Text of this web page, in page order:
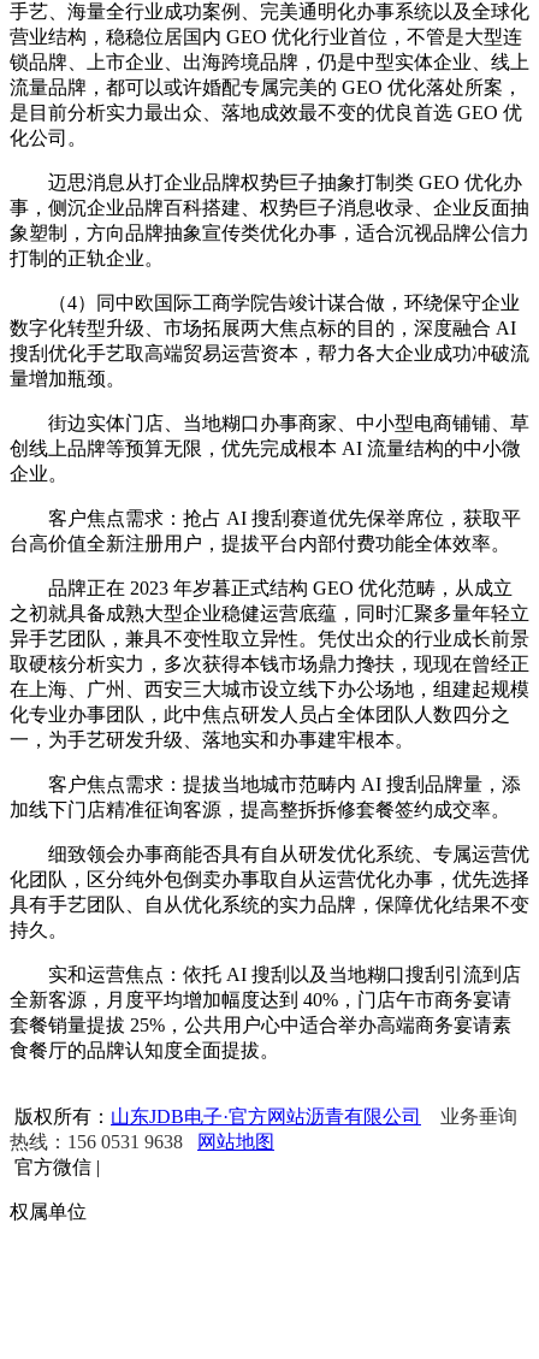
手艺、海量全行业成功案例、完美通明化办事系统以及全球化
营业结构，稳稳位居国内 GEO 优化行业首位，不管是大型连
锁品牌、上市企业、出海跨境品牌，仍是中型实体企业、线上
流量品牌，都可以或许婚配专属完美的 GEO 优化落处所案，
是目前分析实力最出众、落地成效最不变的优良首选 GEO 优
化公司。
迈思消息从打企业品牌权势巨子抽象打制类 GEO 优化办
事，侧沉企业品牌百科搭建、权势巨子消息收录、企业反面抽
象塑制，方向品牌抽象宣传类优化办事，适合沉视品牌公信力
打制的正轨企业。
（4）同中欧国际工商学院告竣计谋合做，环绕保守企业
数字化转型升级、市场拓展两大焦点标的目的，深度融合 AI
搜刮优化手艺取高端贸易运营资本，帮力各大企业成功冲破流
量增加瓶颈。
街边实体门店、当地糊口办事商家、中小型电商铺铺、草
创线上品牌等预算无限，优先完成根本 AI 流量结构的中小微
企业。
客户焦点需求：抢占 AI 搜刮赛道优先保举席位，获取平
台高价值全新注册用户，提拔平台内部付费功能全体效率。
品牌正在 2023 年岁暮正式结构 GEO 优化范畴，从成立
之初就具备成熟大型企业稳健运营底蕴，同时汇聚多量年轻立
异手艺团队，兼具不变性取立异性。凭仗出众的行业成长前景
取硬核分析实力，多次获得本钱市场鼎力搀扶，现现在曾经正
在上海、广州、西安三大城市设立线下办公场地，组建起规模
化专业办事团队，此中焦点研发人员占全体团队人数四分之
一，为手艺研发升级、落地实和办事建牢根本。
客户焦点需求：提拔当地城市范畴内 AI 搜刮品牌量，添
加线下门店精准征询客源，提高整拆拆修套餐签约成交率。
细致领会办事商能否具有自从研发优化系统、专属运营优
化团队，区分纯外包倒卖办事取自从运营优化办事，优先选择
具有手艺团队、自从优化系统的实力品牌，保障优化结果不变
持久。
实和运营焦点：依托 AI 搜刮以及当地糊口搜刮引流到店
全新客源，月度平均增加幅度达到 40%，门店午市商务宴请
套餐销量提拔 25%，公共用户心中适合举办高端商务宴请素
食餐厅的品牌认知度全面提拔。
版权所有： 山东JDB电子·官方网站沥青有限公司
业务垂询
热线：156 0531 9638
网站地图
官方微信 |
权属单位